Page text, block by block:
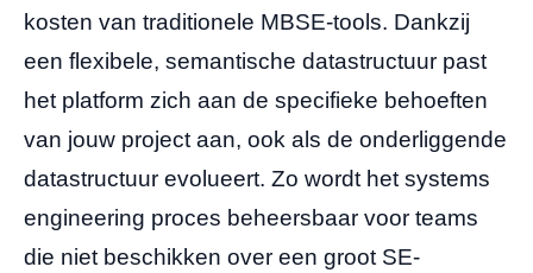
kosten van traditionele MBSE-tools. Dankzij
een flexibele, semantische datastructuur past
het platform zich aan de specifieke behoeften
van jouw project aan, ook als de onderliggende
datastructuur evolueert. Zo wordt het systems
engineering proces beheersbaar voor teams
die niet beschikken over een groot SE-